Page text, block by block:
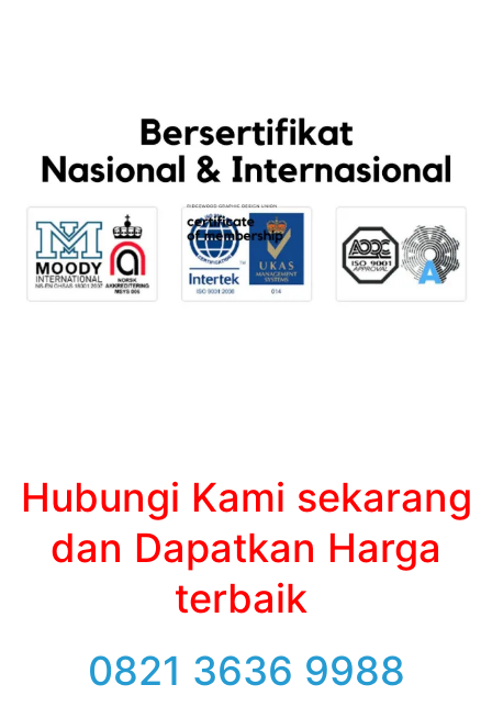
Hubungi Kami sekarang
dan Dapatkan Harga
terbaik
0821 3636 9988